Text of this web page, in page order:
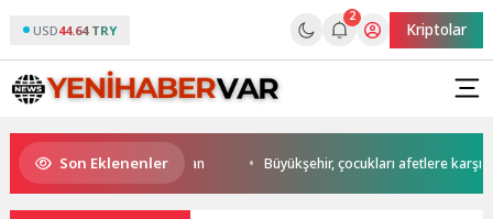
USD44.64 TRY
2
Kriptolar
Son Eklenenler
Başkan Büyükakın’dan Büyükşehir, çocukları afetlere karşı